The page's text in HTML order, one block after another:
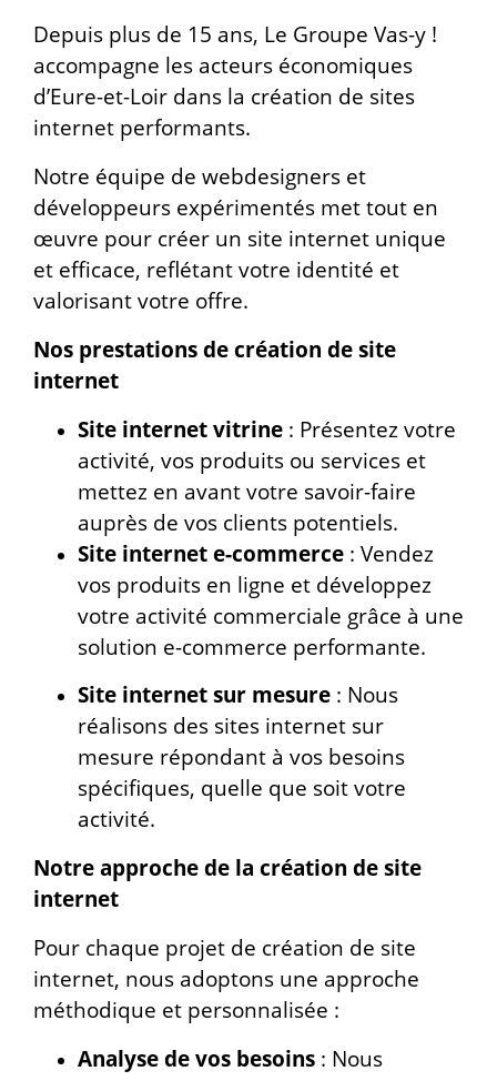
Depuis plus de 15 ans, Le Groupe Vas-y !
accompagne les acteurs économiques
d’Eure-et-Loir dans la création de sites
internet performants.
Notre équipe de webdesigners et
développeurs expérimentés met tout en
œuvre pour créer un site internet unique
et efficace, reflétant votre identité et
valorisant votre offre.
Nos prestations de création de site
internet
Site internet vitrine : Présentez votre
activité, vos produits ou services et
mettez en avant votre savoir-faire
auprès de vos clients potentiels.
Site internet e-commerce : Vendez
vos produits en ligne et développez
votre activité commerciale grâce à une
solution e-commerce performante.
Site internet sur mesure : Nous
réalisons des sites internet sur
mesure répondant à vos besoins
spécifiques, quelle que soit votre
activité.
Notre approche de la création de site
internet
Pour chaque projet de création de site
internet, nous adoptons une approche
méthodique et personnalisée :
Analyse de vos besoins : Nous